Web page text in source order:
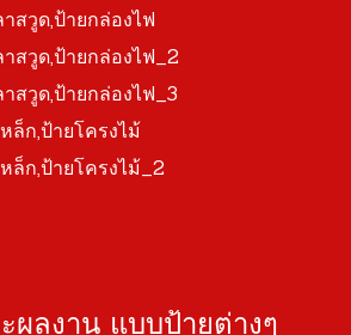
สวูด,ป้ายกล่องไฟ
สวูด,ป้ายกล่องไฟ_2
สวูด,ป้ายกล่องไฟ_3
ล็ก,ป้ายโครงไม้
ล็ก,ป้ายโครงไม้_2
ผลงาน แบบป้ายต่างๆ